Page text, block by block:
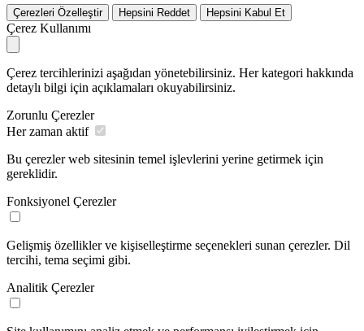
Çerezleri Özelleştir Hepsini Reddet Hepsini Kabul Et
Çerez Kullanımı
Çerez tercihlerinizi aşağıdan yönetebilirsiniz. Her kategori hakkında
detaylı bilgi için açıklamaları okuyabilirsiniz.
Zorunlu Çerezler
Her zaman aktif
Bu çerezler web sitesinin temel işlevlerini yerine getirmek için
gereklidir.
Fonksiyonel Çerezler
Gelişmiş özellikler ve kişiselleştirme seçenekleri sunan çerezler. Dil
tercihi, tema seçimi gibi.
Analitik Çerezler